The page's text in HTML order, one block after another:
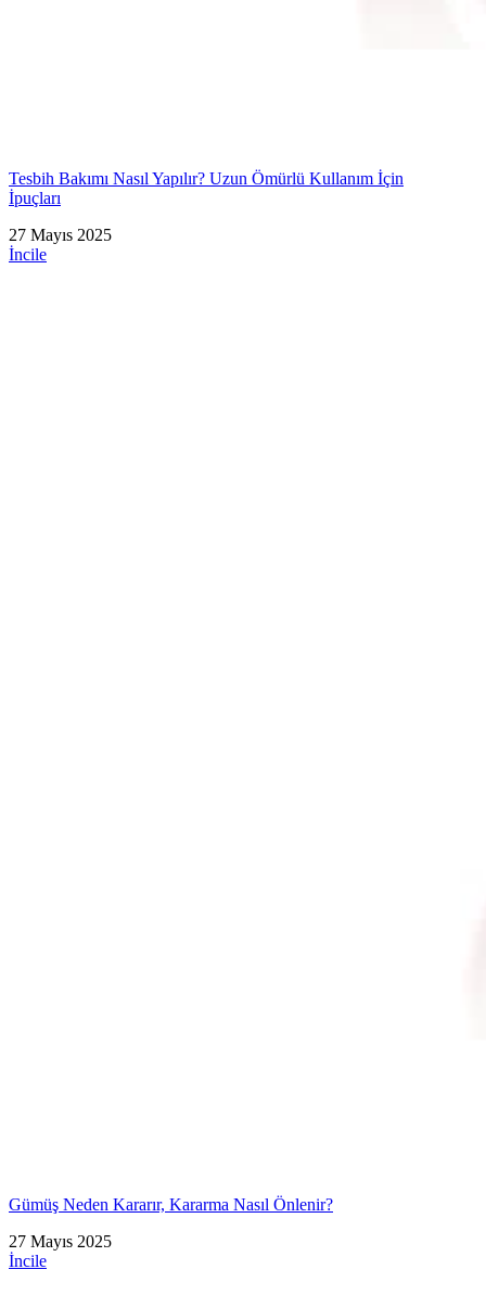
Tesbih Bakımı Nasıl Yapılır? Uzun Ömürlü Kullanım İçin
İpuçları
27 Mayıs 2025
İncile
Gümüş Neden Kararır, Kararma Nasıl Önlenir?
27 Mayıs 2025
İncile